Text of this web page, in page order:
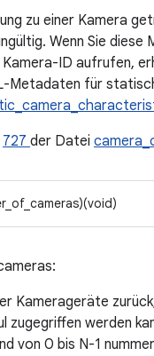
zu einer Kamera
Wenn Sie diese
ID aufrufen,
Metadaten für
727 der Datei
Kamerageräte
zugegriffen werden
von 0 bis N-1